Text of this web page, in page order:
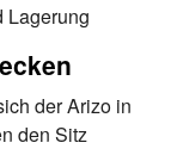
Lagerung
der Arizo in
den Sitz